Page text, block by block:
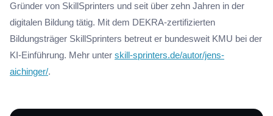
Gründer von SkillSprinters und seit über zehn Jahren in der
digitalen Bildung tätig. Mit dem DEKRA-zertifizierten
Bildungsträger SkillSprinters betreut er bundesweit KMU bei der
KI-Einführung. Mehr unter skill-sprinters.de/autor/jens-
aichinger/.